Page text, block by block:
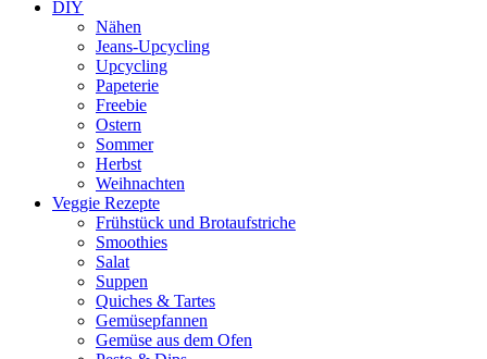
DIY
Nähen
Jeans-Upcycling
Upcycling
Papeterie
Freebie
Ostern
Sommer
Herbst
Weihnachten
Veggie Rezepte
Frühstück und Brotaufstriche
Smoothies
Salat
Suppen
Quiches & Tartes
Gemüsepfannen
Gemüse aus dem Ofen